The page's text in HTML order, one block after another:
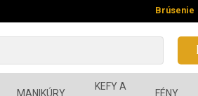
Brúsenie
MANIKÚRY
KEFY A
FÉNY